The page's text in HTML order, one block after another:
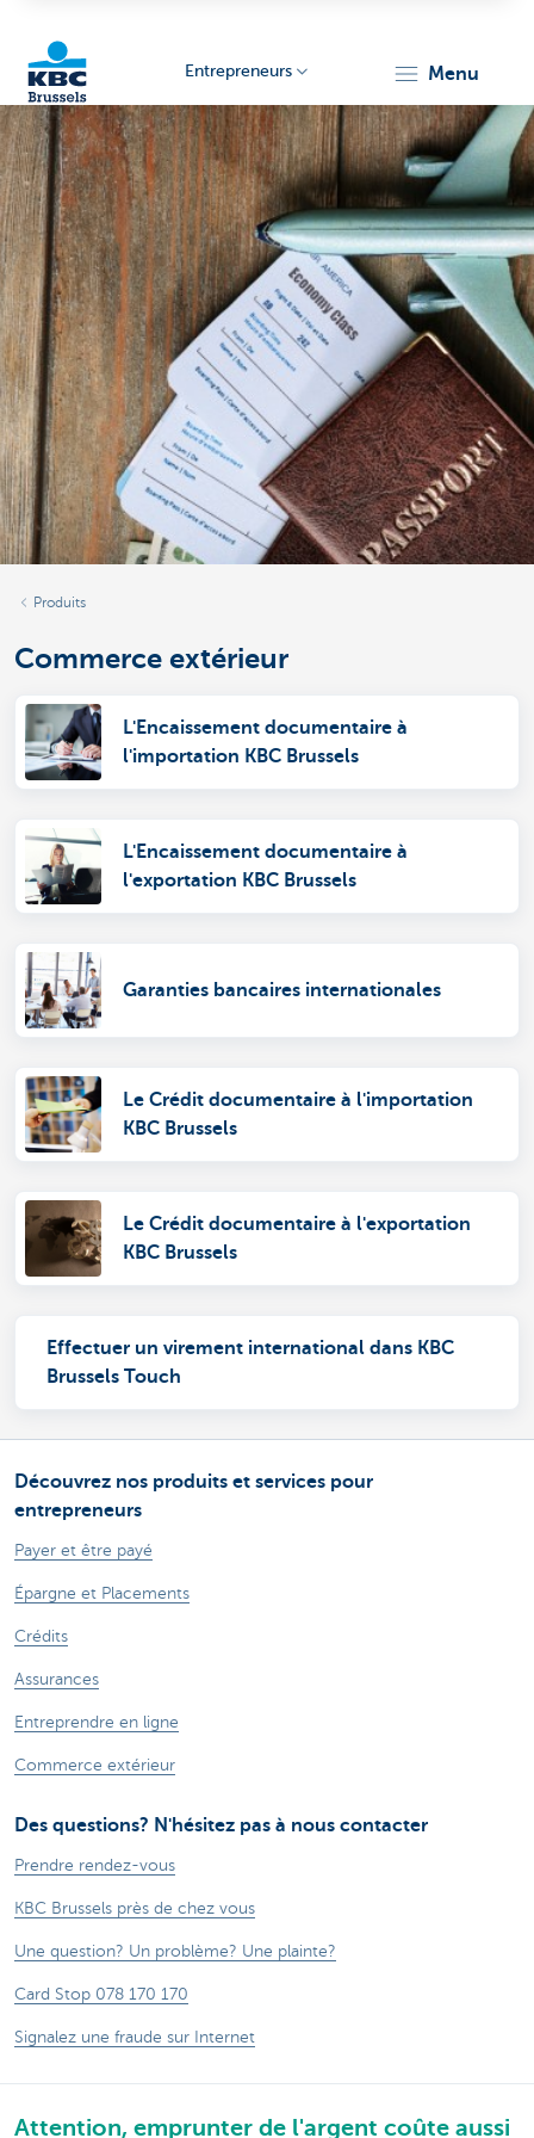
KBC
Entrepreneurs
Entrepreneurs menu
Produits
Commerce extérieur
L'Encaissement documentaire à
l'importation KBC Brussels
L'Encaissement documentaire à
l'exportation KBC Brussels
Garanties bancaires internationales
Le Crédit documentaire à l'importation
KBC Brussels
Le Crédit documentaire à l'exportation
KBC Brussels
Effectuer un virement international dans KBC
Brussels Touch
Découvrez nos produits et services pour
entrepreneurs
Payer et être payé
Épargne et Placements
Crédits
Assurances
Entreprendre en ligne
Commerce extérieur
Des questions? N'hésitez pas à nous contacter
Prendre rendez-vous
KBC Brussels près de chez vous
Une question? Un problème? Une plainte?
Card Stop 078 170 170
Signalez une fraude sur Internet
Attention, emprunter de l'argent coûte aussi